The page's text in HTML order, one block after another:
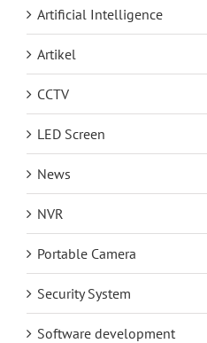
Artificial Intelligence
Artikel
CCTV
LED Screen
News
NVR
Portable Camera
Security System
Software development